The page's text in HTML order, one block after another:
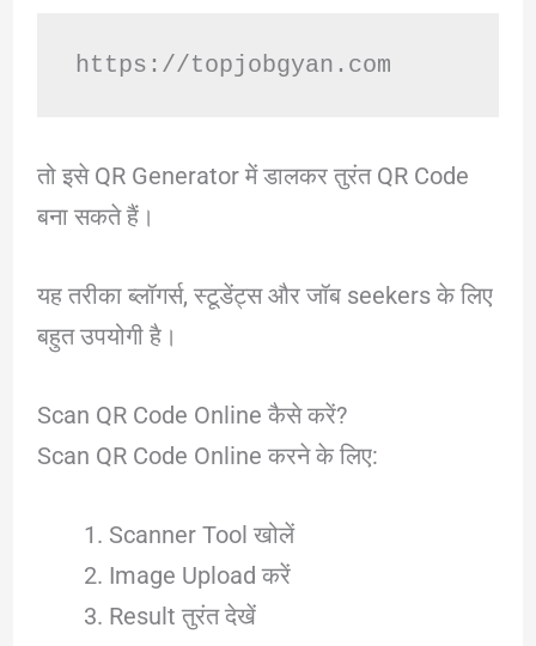
https://topjobgyan.com
तो इसे QR Generator में डालकर तुरंत QR Code
बना सकते हैं।
यह तरीका ब्लॉगर्स, स्टूडेंट्स और जॉब seekers के लिए
बहुत उपयोगी है।
Scan QR Code Online कैसे करें?
Scan QR Code Online करने के लिए:
Scanner Tool खोलें
Image Upload करें
Result तुरंत देखें